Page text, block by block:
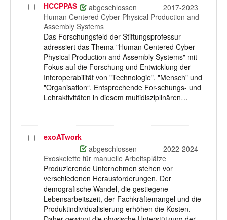
Projekt
auswählen
HCCPPAS abgeschlossen
2017-2023
Human Centered Cyber Physical Production and
Assembly Systems
Das Forschungsfeld der Stiftungsprofessur
adressiert das Thema "Human Centered Cyber
Physical Production and Assembly Systems" mit
Fokus auf die Forschung und Entwicklung der
Interoperabilität von "Technologie", "Mensch" und
"Organisation“. Entsprechende For-schungs- und
Lehraktivitäten in diesem multidisziplinären…
ProjektexoATwork
abgeschlossen
2022-2024
Exoskelette für manuelle Arbeitsplätze
Produzierende Unternehmen stehen vor
verschiedenen Herausforderungen. Der
demografische Wandel, die gestiegene
Lebensarbeitszeit, der Fachkräftemangel und die
Produktindividualisierung erhöhen die Kosten.